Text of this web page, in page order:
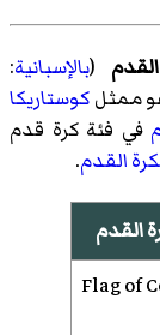
(بالإسبانية:
ممثلكوستاريكا
في فئة كرة قدم
القدم.